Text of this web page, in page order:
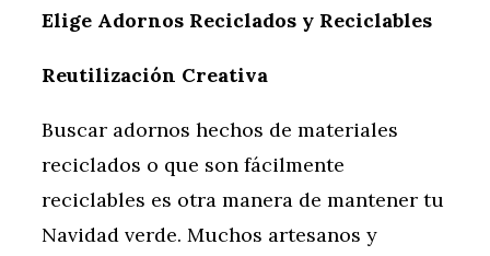
Elige Adornos Reciclados y Reciclables
Reutilización Creativa
Buscar adornos hechos de materiales
reciclados o que son fácilmente
reciclables es otra manera de mantener tu
Navidad verde. Muchos artesanos y